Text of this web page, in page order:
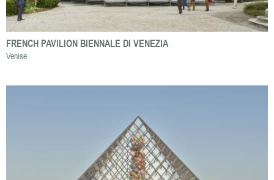
FRENCH PAVILION BIENNALE DI VENEZIA
Venise